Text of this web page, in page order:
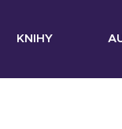
KNIHY